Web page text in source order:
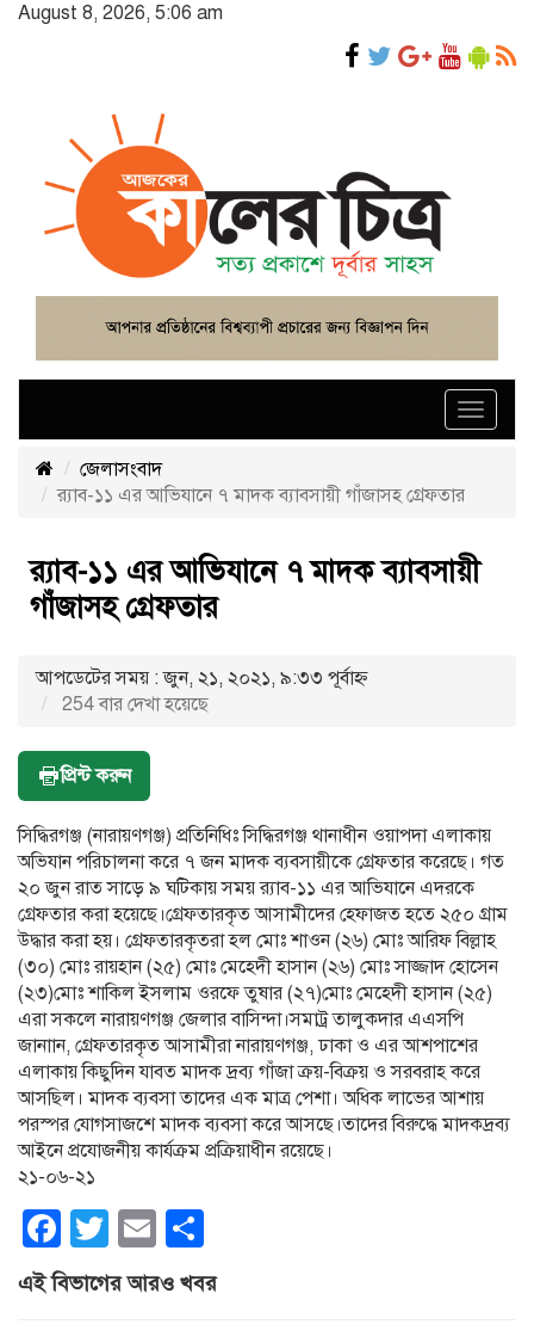
August 8, 2026, 5:06 am
Toggle
জেলাসংবাদ
র‌্যাব-১১ এর আভিযানে ৭ মাদক ব্যাবসায়ী গাঁজাসহ গ্রেফতার
র‌্যাব-১১ এর আভিযানে ৭ মাদক ব্যাবসায়ী
গাঁজাসহ গ্রেফতার
আপডেটের সময় : জুন, ২১, ২০২১, ৯:৩৩ পূর্বাহ্ণ
254 বার দেখা হয়েছে
প্রিন্ট করুন
সিদ্ধিরগঞ্জ (নারায়ণগঞ্জ) প্রতিনিধিঃ সিদ্ধিরগঞ্জ থানাধীন ওয়াপদা এলাকায়
অভিযান পরিচালনা করে ৭ জন মাদক ব্যবসায়ীকে গ্রেফতার করেছে। গত
২০ জুন রাত সাড়ে ৯ ঘটিকায় সময় র‌্যাব-১১ এর আভিযানে এদরকে
গ্রেফতার করা হয়েছে।গ্রেফতারকৃত আসামীদের হেফাজত হতে ২৫০ গ্রাম
উদ্ধার করা হয়। গ্রেফতারকৃতরা হল মোঃ শাওন (২৬) মোঃ আরিফ বিল্লাহ
(৩০) মোঃ রায়হান (২৫) মোঃ মেহেদী হাসান (২৬) মোঃ সাজ্জাদ হোসেন
(২৩)মোঃ শাকিল ইসলাম ওরফে তুষার (২৭)মোঃ মেহেদী হাসান (২৫)
এরা সকলে নারায়ণগঞ্জ জেলার বাসিন্দা।সমাট্র তালুকদার এএসপি
জানাান, গ্রেফতারকৃত আসামীরা নারায়ণগঞ্জ, ঢাকা ও এর আশপাশের
এলাকায় কিছুদিন যাবত মাদক দ্রব্য গাঁজা ক্রয়-বিক্রয় ও সরবরাহ করে
আসছিল। মাদক ব্যবসা তাদের এক মাত্র পেশা। অধিক লাভের আশায়
পরস্পর যোগসাজশে মাদক ব্যবসা করে আসছে।তাদের বিরুদ্ধে মাদকদ্রব্য
আইনে প্রযোজনীয় কার্যক্রম প্রক্রিয়াধীন রয়েছে।
২১-০৬-২১
Facebook
Twitter
Email
এই বিভাগের আরও খবর